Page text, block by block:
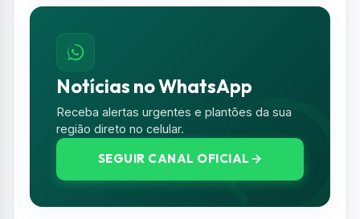
Notícias no WhatsApp
Receba alertas urgentes e plantões da sua
região direto no celular.
SEGUIR CANAL OFICIAL